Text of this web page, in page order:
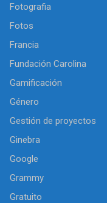
Fotografia
Fotos
Francia
Fundación Carolina
Gamificación
Género
Gestión de proyectos
Ginebra
Google
Grammy
Gratuito